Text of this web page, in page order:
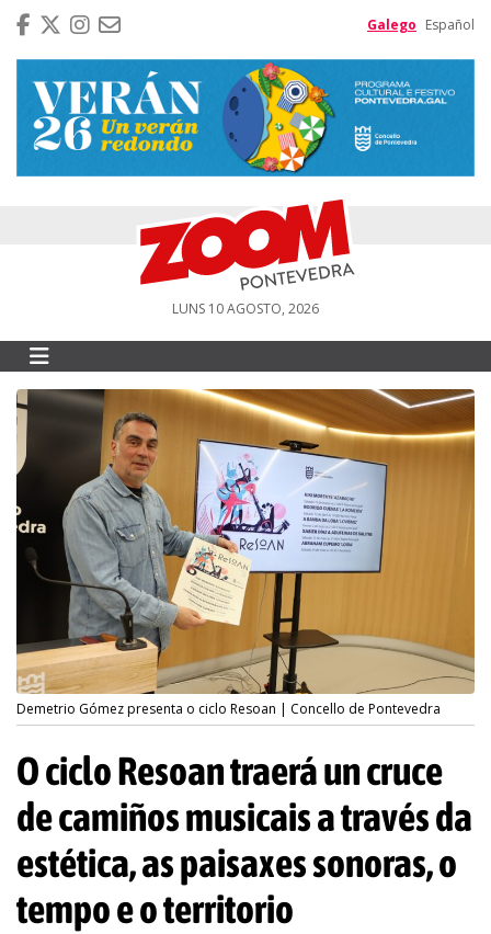
Galego Español
LUNS 10 AGOSTO, 2026
Demetrio Gómez presenta o ciclo Resoan | Concello de Pontevedra
O ciclo Resoan traerá un cruce
de camiños musicais a través da
estética, as paisaxes sonoras, o
tempo e o territorio